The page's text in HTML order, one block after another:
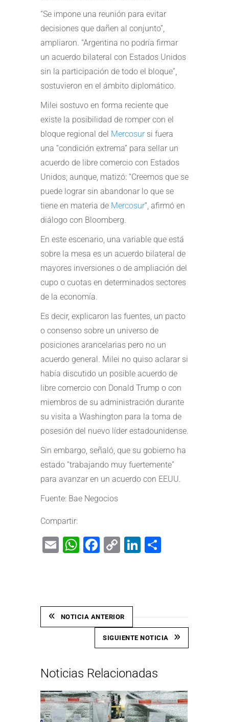
“Se impone una reunión para evitar
decisiones que dañen al conjunto”,
ampliaron. “Argentina no podría firmar
un acuerdo bilateral con Estados Unidos
sin la participación de todo el bloque”,
sostuvieron en el ámbito diplomático.
Milei sostuvo en forma reciente que
existe la posibilidad de romper con el
bloque regional del Mercosursi fuera
una “condición extrema” para sellar un
acuerdo de libre comercio con Estados
Unidos; aunque, matizó: “Creemos que se
puede lograr sin abandonar lo que se
tiene en materia de Mercosur“, afirmó en
diálogo con Bloomberg.
En este escenario, una variable que está
sobre la mesa es un acuerdo bilateral de
mayores inversiones o de ampliación del
cupo o cuotas en determinados sectores
de la economía.
Es decir, explicaron las fuentes, un pacto
o consenso sobre un universo de
posiciones arancelarias pero no un
acuerdo general. Milei no quiso aclarar si
había discutido un posible acuerdo de
libre comercio con Donald Trump o con
miembros de su administración durante
su visita a Washington para la toma de
posesión del nuevo líder estadounidense.
Sin embargo, señaló, que su gobierno ha
estado “trabajando muy fuertemente”
para avanzar en un acuerdo con EEUU.
Fuente: Bae Negocios
Compartir:
EmailWhatsApp
Facebook
CopyLinkedIn
NOTICIA ANTERIOR
SIGUIENTE NOTICIA
Noticias Relacionadas